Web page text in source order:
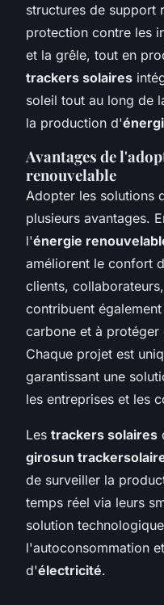
structures de support
protection contre les
et la grêle, tout en
trackers solaires
soleil tout au long de
la production d'
Avantages de
renouvelable
Adopter les solutions
plusieurs avantages.
l'énergie
améliorent le confort
clients,
contribuent
carbone et à protéger
Chaque projet est
garantissant une
les entreprises et les
Les trackers solaires
girosun
de surveiller la
temps réel via leurs
solution
l'autoconsommation
d'électricité.